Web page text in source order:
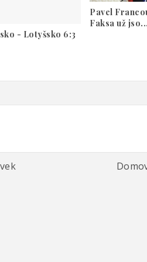
- Lotyšsko 6:3
Pavel
Faksa už